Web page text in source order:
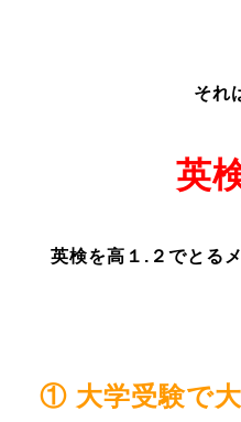
それ
英
英検を高１.２でとる
① 大学受験で